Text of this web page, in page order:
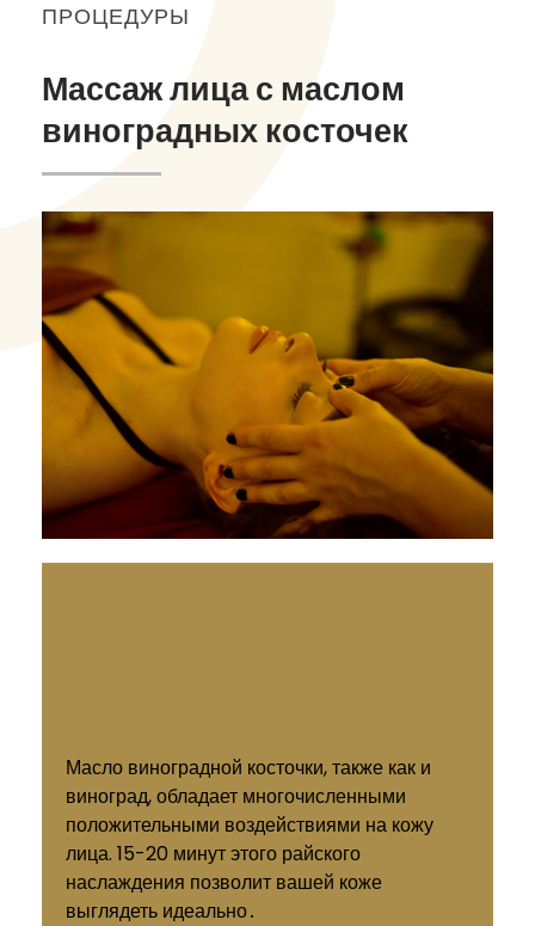
ПРОЦЕДУРЫ
Массаж лица с маслом
виноградных косточек
Масло виноградной косточки, также как и
виноград, обладает многочисленными
положительными воздействиями на кожу
лица. 15-20 минут этого райского
наслаждения позволит вашей коже
выглядеть идеально․